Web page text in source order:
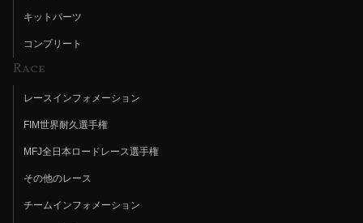
キットパーツ
コンプリート
Race
レースインフォメーション
FIM世界耐久選手権
MFJ全日本ロードレース選手権
その他のレース
チームインフォメーション